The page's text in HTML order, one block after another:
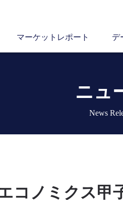
マーケットレポート デ
ニュ
News
コノミクス甲